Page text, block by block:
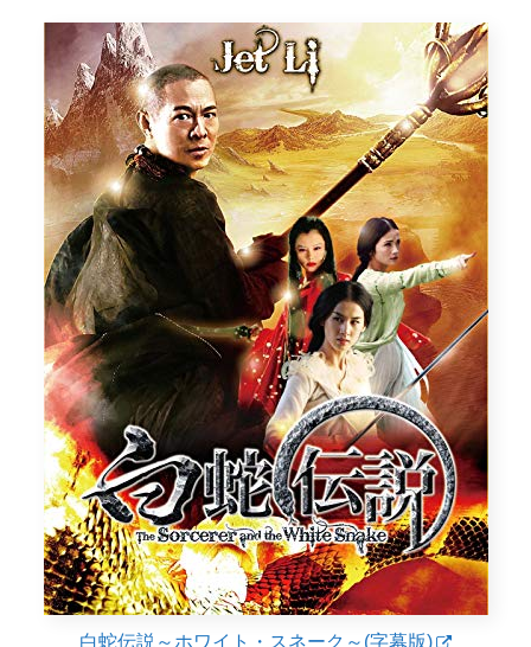
白蛇伝説～ホワイト・スネーク～(字幕版)